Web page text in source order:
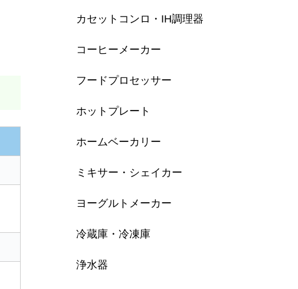
カセットコンロ・IH調理器
コーヒーメーカー
フードプロセッサー
ホットプレート
ホームベーカリー
ミキサー・シェイカー
ヨーグルトメーカー
冷蔵庫・冷凍庫
浄水器